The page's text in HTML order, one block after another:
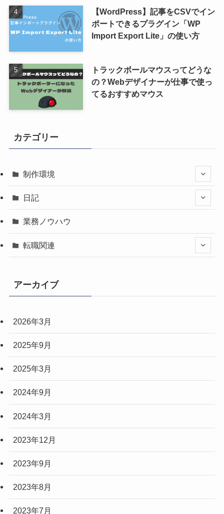
【WordPress】記事をCSVでイン
ポートできるプラグイン「WP
Import Export Lite」の使い方
トラックボールマウスってどうな
の？Webデザイナーが仕事で使っ
てるおすすめマウス
カテゴリー
制作環境
日記
業務ノウハウ
転職関連
アーカイブ
2026年3月
2025年9月
2025年3月
2024年9月
2024年3月
2023年12月
2023年9月
2023年8月
2023年7月